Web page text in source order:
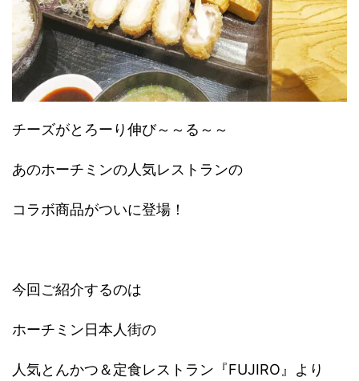
チーズがとろーり伸び～～る～～
あのホーチミンの人気レストランの
コラボ商品がついに登場！
今回ご紹介するのは
ホーチミン日本人街の
人気とんかつ＆定食レストラン『FUJIRO』より